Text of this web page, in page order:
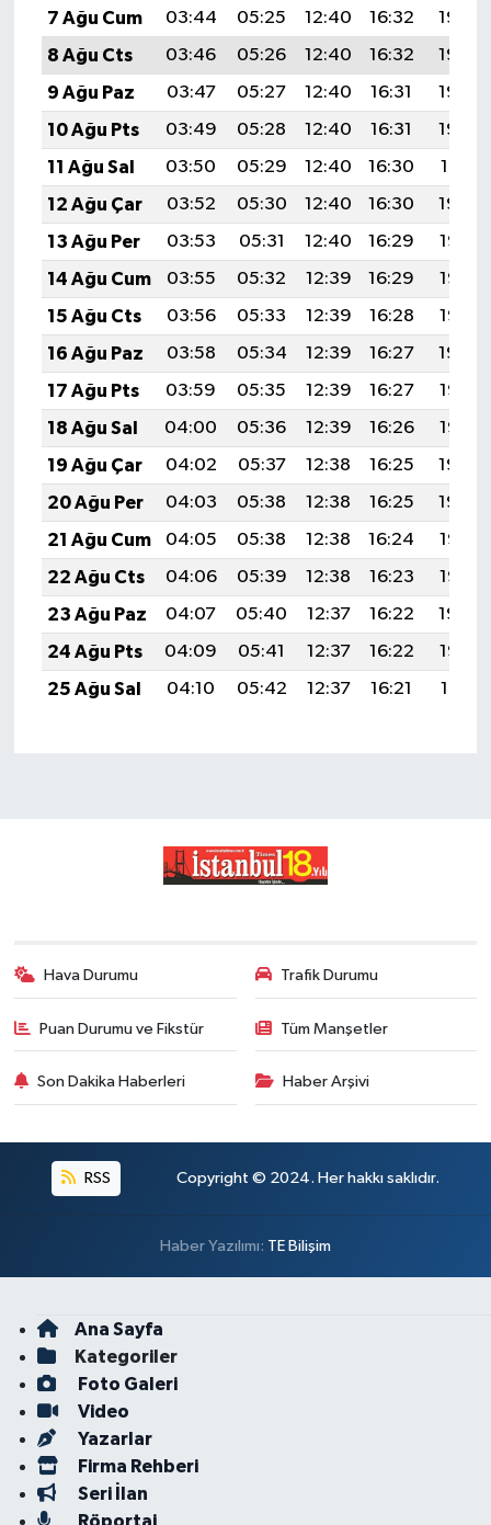
7 Ağu Cum
03:44 05:25 12:40 16:32
19:46
8 Ağu Cts
03:46 05:26 12:40 16:32
19:45
9 Ağu Paz
03:47 05:27 12:40 16:31
19:44
10 Ağu Pts
03:49 05:28 12:40 16:31
19:42
11 Ağu Sal
03:50 05:29 12:40 16:30
19:41
12 Ağu Çar
03:52 05:30 12:40 16:30
19:40
13 Ağu Per
03:53 05:31 12:40 16:29
19:38
14 Ağu Cum
03:55 05:32 12:39 16:29
19:37
15 Ağu Cts
03:56 05:33 12:39 16:28
19:36
16 Ağu Paz
03:58 05:34 12:39 16:27
19:34
17 Ağu Pts
03:59 05:35 12:39 16:27
19:33
18 Ağu Sal
04:00 05:36 12:39 16:26
19:32
19 Ağu Çar
04:02 05:37 12:38 16:25
19:30
20 Ağu Per
04:03 05:38 12:38 16:25
19:29
21 Ağu Cum
04:05 05:38 12:38 16:24
19:27
22 Ağu Cts
04:06 05:39 12:38 16:23
19:26
23 Ağu Paz
04:07 05:40 12:37 16:22
19:24
24 Ağu Pts
04:09 05:41 12:37 16:22
19:23
25 Ağu Sal
04:10 05:42 12:37 16:21 19:21
Hava Durumu Trafik Durumu
Puan Durumu ve Fikstür Tüm Manşetler
Son Dakika Haberleri Haber Arşivi
RSS Copyright © 2024. Her hakkı saklıdır.
Haber Yazılımı: TE Bilişim
Ana Sayfa
Kategoriler
Foto Galeri
Video
Yazarlar
Firma Rehberi
Seri İlan
Röportaj